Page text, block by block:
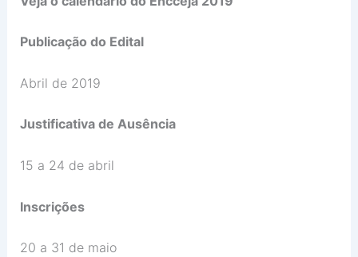
Publicação do Edital
Abril de 2019
Justificativa de Ausência
15 a 24 de abril
Inscrições
20 a 31 de maio